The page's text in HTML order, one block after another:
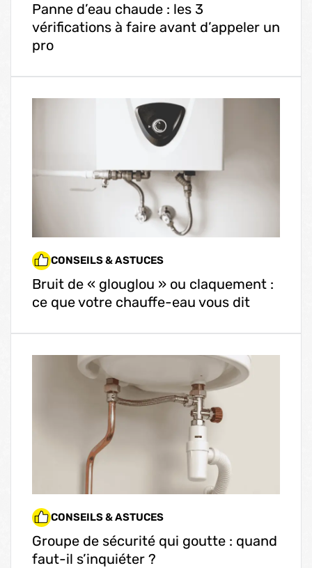
Panne d’eau chaude : les 3
vérifications à faire avant d’appeler un
pro
CONSEILS & ASTUCES
Bruit de « glouglou » ou claquement :
ce que votre chauffe-eau vous dit
CONSEILS & ASTUCES
Groupe de sécurité qui goutte : quand
faut-il s’inquiéter ?